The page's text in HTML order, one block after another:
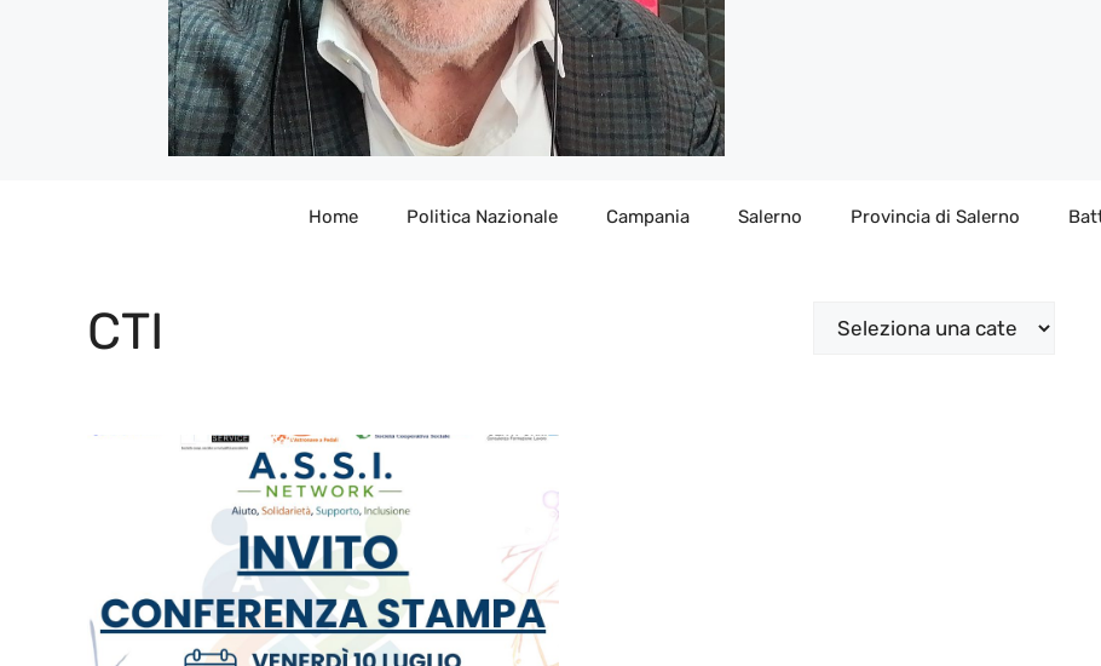
Home Politica Nazionale Campania Salerno Provincia di Salerno
CTI Categorie